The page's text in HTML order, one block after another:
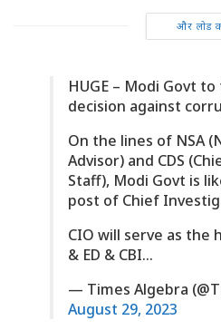
और लोड
HUGE – Modi Govt
decision against
On the lines of NSA
Advisor) and CDS
Staff), Modi Govt is
post of Chief
CIO will serve as the
& ED & CBI…
— Times Algebra
August 29, 2023